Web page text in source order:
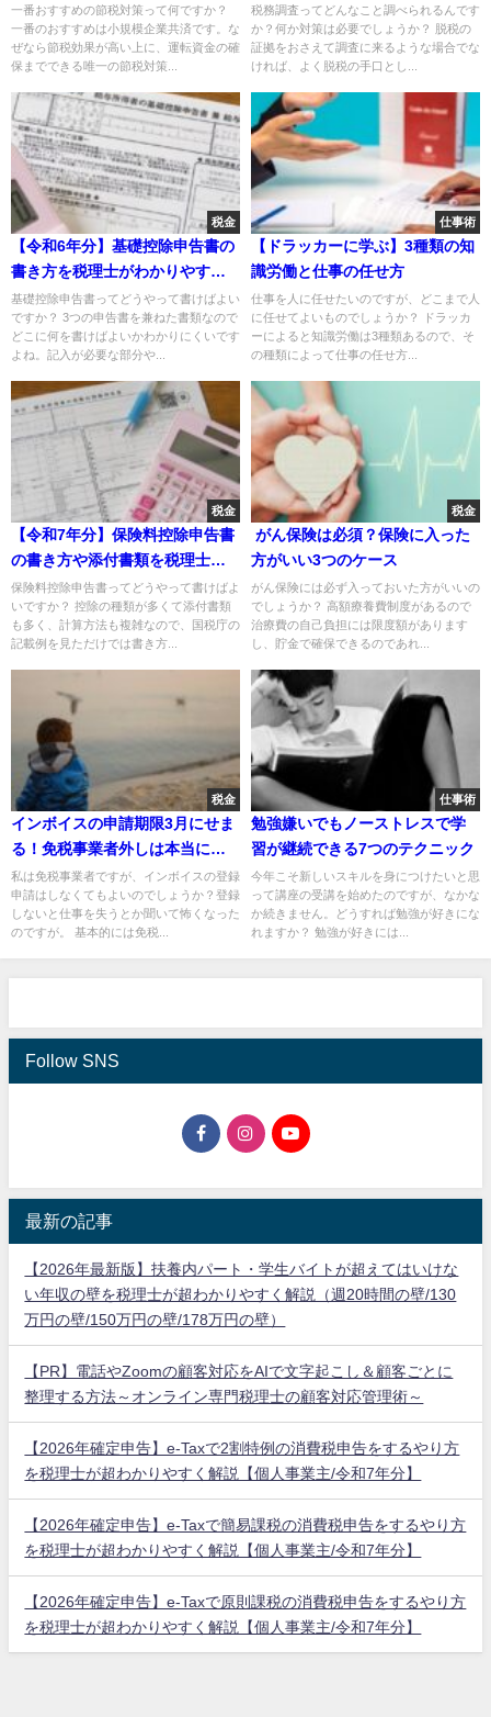
ット
一番おすすめの節税対策って何ですか？
一番のおすすめは小規模企業共済です。な
ぜなら節税効果が高い上に、運転資金の確
保までできる唯一の節税対策...
税務調査ってどんなこと調べられるんです
か？何か対策は必要でしょうか？ 脱税の
証拠をおさえて調査に来るような場合でな
ければ、よく脱税の手口とし...
税金
【令和6年分】基礎控除申告書の
書き方を税理士がわかりやすく
解説！
基礎控除申告書ってどうやって書けばよい
ですか？ 3つの申告書を兼ねた書類なので
どこに何を書けばよいかわかりにくいです
よね。記入が必要な部分や...
仕事術
【ドラッカーに学ぶ】3種類の知
識労働と仕事の任せ方
仕事を人に任せたいのですが、どこまで人
に任せてよいものでしょうか？ ドラッカ
ーによると知識労働は3種類あるので、そ
の種類によって仕事の任せ方...
税金
【令和7年分】保険料控除申告書
の書き方や添付書類を税理士が
超わかりやすく解説！（年末調
整）
保険料控除申告書ってどうやって書けばよ
いですか？ 控除の種類が多くて添付書類
も多く、計算方法も複雑なので、国税庁の
記載例を見ただけでは書き方...
税金
がん保険は必須？保険に入った
方がいい3つのケース
がん保険には必ず入っておいた方がいいの
でしょうか？ 高額療養費制度があるので
治療費の自己負担には限度額があります
し、貯金で確保できるのであれ...
税金
インボイスの申請期限3月にせま
る！免税事業者外しは本当に行
われるのか？
私は免税事業者ですが、インボイスの登録
申請はしなくてもよいのでしょうか？登録
しないと仕事を失うとか聞いて怖くなった
のですが。 基本的には免税...
仕事術
勉強嫌いでもノーストレスで学
習が継続できる7つのテクニック
今年こそ新しいスキルを身につけたいと思
って講座の受講を始めたのですが、なかな
か続きません。どうすれば勉強が好きにな
れますか？ 勉強が好きには...
Follow SNS
最新の記事
【2026年最新版】扶養内パート・学生バイトが超えてはいけな
い年収の壁を税理士が超わかりやすく解説（週20時間の壁/130
万円の壁/150万円の壁/178万円の壁）
【PR】電話やZoomの顧客対応をAIで文字起こし＆顧客ごとに
整理する方法～オンライン専門税理士の顧客対応管理術～
【2026年確定申告】e-Taxで2割特例の消費税申告をするやり方
を税理士が超わかりやすく解説【個人事業主/令和7年分】
【2026年確定申告】e-Taxで簡易課税の消費税申告をするやり方
を税理士が超わかりやすく解説【個人事業主/令和7年分】
【2026年確定申告】e-Taxで原則課税の消費税申告をするやり方
を税理士が超わかりやすく解説【個人事業主/令和7年分】